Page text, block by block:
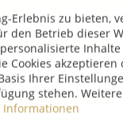
Erlebnis zu bieten,
den Betrieb dieser
Cookies
Ihrer
stehen.
Informationen